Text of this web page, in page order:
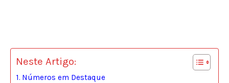
Neste Artigo:
Números em Destaque